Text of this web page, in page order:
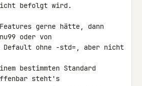
befolgt wird.
Features gerne hätte, dann
oder von
Default ohne -std=, aber nicht
bestimmten Standard
steht's